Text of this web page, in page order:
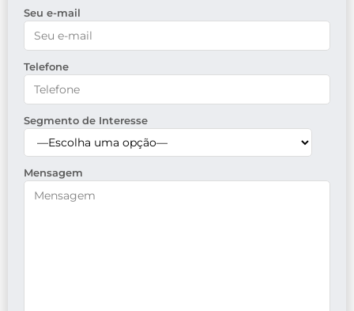
Seu e-mail
Telefone
Segmento de Interesse
Mensagem